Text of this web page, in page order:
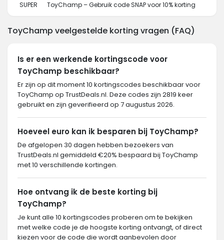
SUPER ToyChamp – Gebruik code SNAP voor 10% korting
ToyChamp veelgestelde korting vragen (FAQ)
Is er een werkende kortingscode voor
ToyChamp beschikbaar?
Er zijn op dit moment 10 kortingscodes beschikbaar voor
ToyChamp op TrustDeals.nl. Deze codes zijn 2819 keer
gebruikt en zijn geverifieerd op 7 augustus 2026.
Hoeveel euro kan ik besparen bij ToyChamp?
De afgelopen 30 dagen hebben bezoekers van
TrustDeals.nl gemiddeld €20% bespaard bij ToyChamp
met 10 verschillende kortingen.
Hoe ontvang ik de beste korting bij
ToyChamp?
Je kunt alle 10 kortingscodes proberen om te bekijken
met welke code je de hoogste korting ontvangt, of direct
kiezen voor de code die wordt aanbevolen door